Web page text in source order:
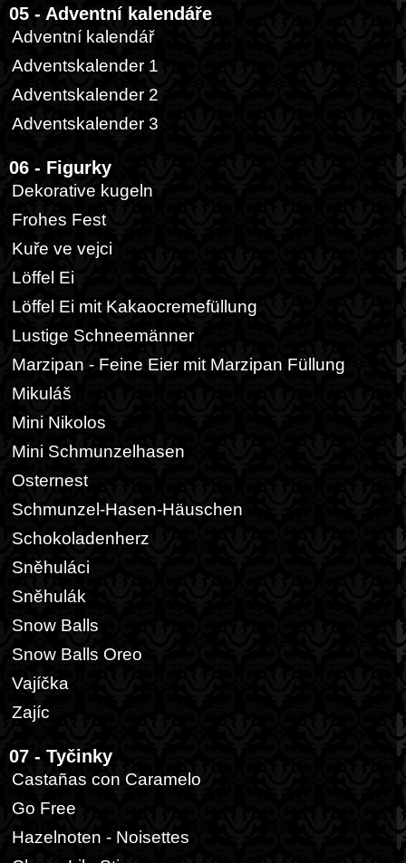
05 - Adventní kalendáře
Adventní kalendář
Adventskalender 1
Adventskalender 2
Adventskalender 3
06 - Figurky
Dekorative kugeln
Frohes Fest
Kuře ve vejci
Löffel Ei
Löffel Ei mit Kakaocremefüllung
Lustige Schneemänner
Marzipan - Feine Eier mit Marzipan Füllung
Mikuláš
Mini Nikolos
Mini Schmunzelhasen
Osternest
Schmunzel-Hasen-Häuschen
Schokoladenherz
Sněhuláci
Sněhulák
Snow Balls
Snow Balls Oreo
Vajíčka
Zajíc
07 - Tyčinky
Castañas con Caramelo
Go Free
Hazelnoten - Noisettes